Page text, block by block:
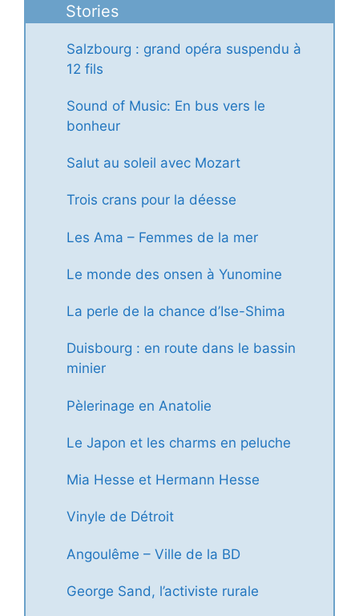
Stories
Salzbourg : grand opéra suspendu à
12 fils
Sound of Music: En bus vers le
bonheur
Salut au soleil avec Mozart
Trois crans pour la déesse
Les Ama – Femmes de la mer
Le monde des onsen à Yunomine
La perle de la chance d’Ise-Shima
Duisbourg : en route dans le bassin
minier
Pèlerinage en Anatolie
Le Japon et les charms en peluche
Mia Hesse et Hermann Hesse
Vinyle de Détroit
Angoulême – Ville de la BD
George Sand, l’activiste rurale